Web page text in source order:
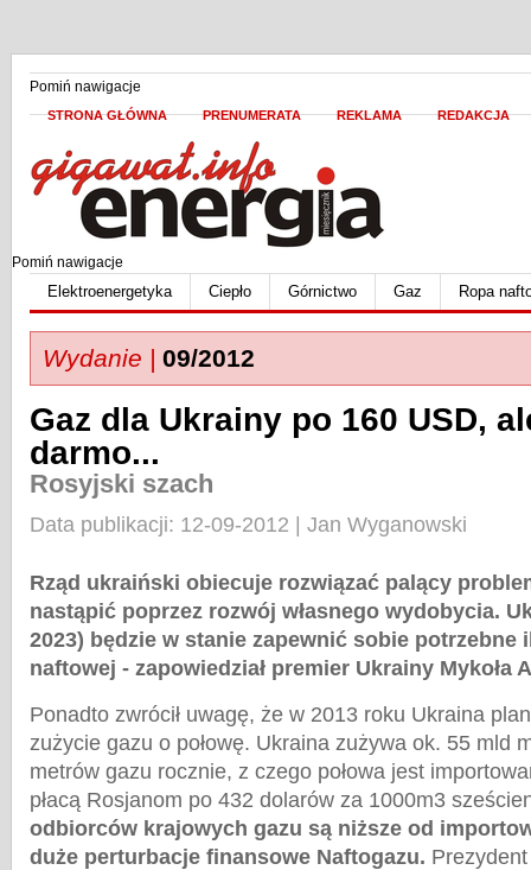
Pomiń nawigacje
STRONA GŁÓWNA PRENUMERATA REKLAMA REDAKCJA
Pomiń nawigacje
Elektroenergetyka Ciepło Górnictwo Gaz Ropa
Wydanie | 09/2012
Gaz dla Ukrainy po 160 USD,
darmo...
Rosyjski szach
Data publikacji: 12-09-2012 | Jan Wyganowski
Rząd ukraiński obiecuje rozwiązać palący
nastąpić poprzez rozwój własnego wydobycia.
2023) będzie w stanie zapewnić sobie potrzebne
naftowej - zapowiedział premier Ukrainy Mykoła
Ponadto zwrócił uwagę, że w 2013 roku Ukraina
zużycie gazu o połowę. Ukraina zużywa ok. 55 mld
metrów gazu rocznie, z czego połowa jest
płacą Rosjanom po 432 dolarów za 1000m3
odbiorców krajowych gazu są niższe od
duże perturbacje finansowe Naftogazu.